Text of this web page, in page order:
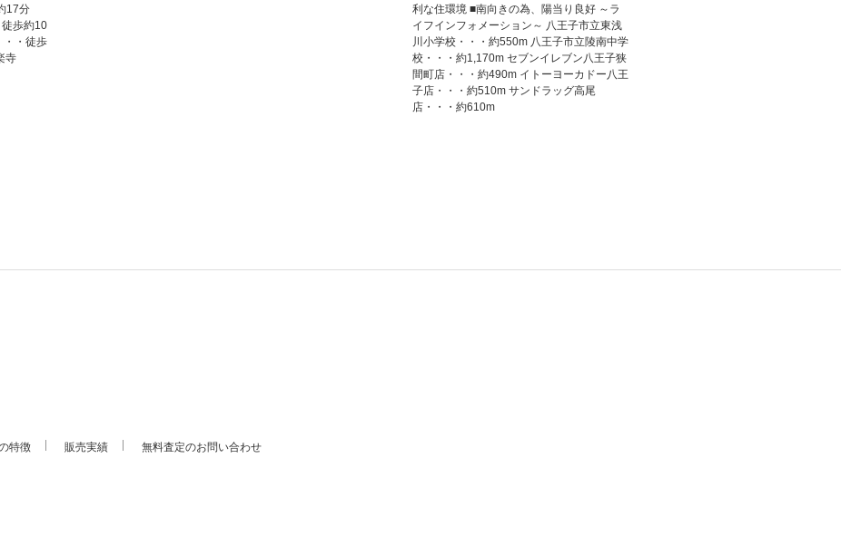
17分
徒歩約10
・・徒歩
寺
利な住環境 ■南向きの為、陽当り良好 ～ラ
イフインフォメーション～ 八王子市立東浅
川小学校・・・約550m 八王子市立陵南中学
校・・・約1,170m セブンイレブン八王子狭
間町店・・・約490m イトーヨーカドー八王
子店・・・約510m サンドラッグ高尾
店・・・約610m
特徴 販売実績 無料査定のお問い合わせ